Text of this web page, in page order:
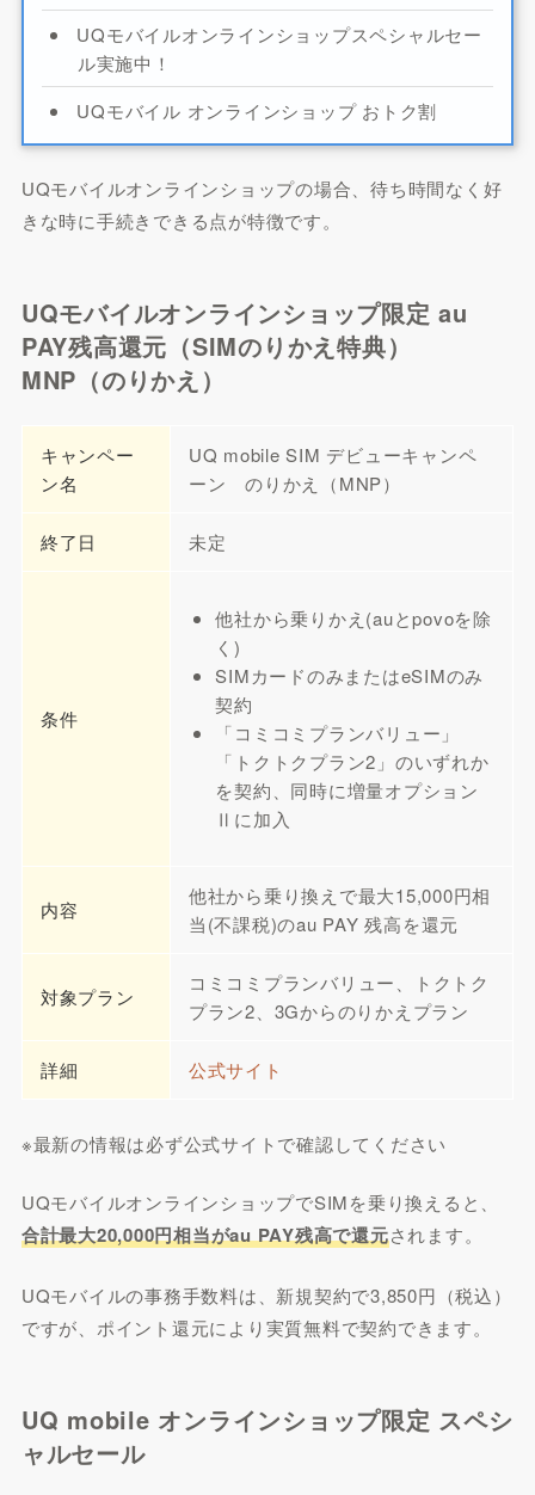
UQモバイルオンラインショップスペシャルセー
ル実施中！
UQモバイル オンラインショップ おトク割
UQモバイルオンラインショップの場合、待ち時間なく好
きな時に手続きできる点が特徴です。
UQモバイルオンラインショップ限定 au
PAY残高還元（SIMのりかえ特典）
MNP（のりかえ）
キャンペー
ン名
UQ mobile SIM デビューキャンペ
ーン のりかえ（MNP）
終了日 未定
条件
他社から乗りかえ(auとpovoを除
く)
SIMカードのみまたはeSIMのみ
契約
「コミコミプランバリュー」
「トクトクプラン2」のいずれか
を契約、同時に増量オプション
Ⅱに加入
内容
他社から乗り換えで最大15,000円相
当(不課税)のau PAY 残高を還元
対象プラン
コミコミプランバリュー、トクトク
プラン2、3Gからのりかえプラン
詳細 公式サイト
※最新の情報は必ず公式サイトで確認してください
UQモバイルオンラインショップでSIMを乗り換えると、
合計最大20,000円相当がau PAY残高で還元されます。
UQモバイルの事務手数料は、新規契約で3,850円（税込）
ですが、ポイント還元により実質無料で契約できます。
UQ mobile オンラインショップ限定 スペシ
ャルセール